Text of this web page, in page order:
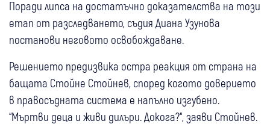
Поради липса на достатъчно доказателства на този
етап от разследването, съдия Диана Узунова
постанови неговото освобождаване.
Решението предизвика остра реакция от страна на
бащата Стойне Стойнев, според когото доверието
в правосъдната система е напълно изгубено.
“Мъртви деца и живи дилъри. Докога?“, заяви Стойнев.